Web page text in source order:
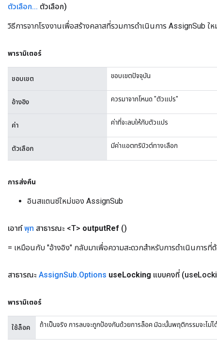
ตัวเลือก... ตัวเลือก)
วิธีการจากโรงงานเพื่อสร้างคลาสที่รวมการดำเนินการ AssignSub ให
พารามิเตอร์
ขอบเขต ขอบเขตปัจจุบัน
อ้างอิง ควรมาจากโหนด "ตัวแปร"
ค่า ค่าที่จะลบให้กับตัวแปร
ตัวเลือก มีค่าแอตทริบิวต์ทางเลือก
การส่งคืน
อินสแตนซ์ใหม่ของ AssignSub
เอาท์พุท สาธารณะ <T> outputRef ()
= เหมือนกับ "อ้างอิง" กลับมาเพื่อความสะดวกสำหรับการดำเนินการที่
สาธารณะ AssignSub.Options useLocking แบบคงที่ (use
พารามิเตอร์
ใช้ล็อค ถ้าเป็นจริง การลบจะถูกป้องกันด้วยการล็อค มิฉะนั้นพฤติกรรมจะไ